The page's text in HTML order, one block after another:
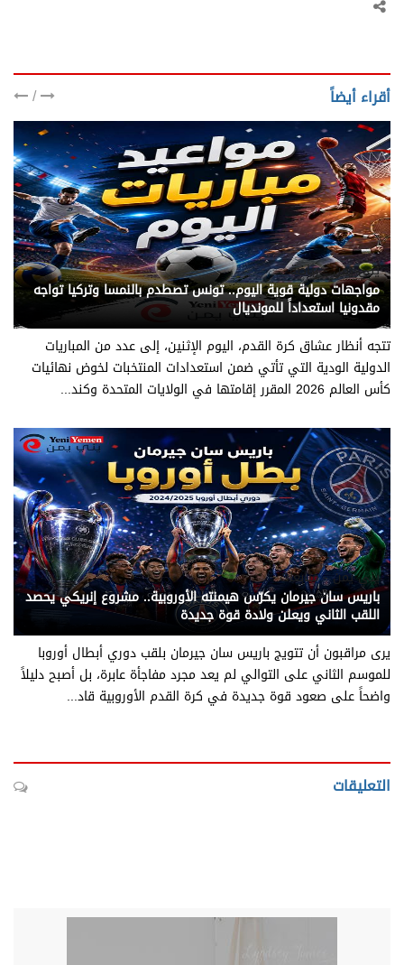
أقراء أيضاً /
يني يمن - رياضة
مواجهات دولية قوية اليوم.. تونس تصطدم بالنمسا وتركيا تواجه
مقدونيا استعداداً للمونديال
تتجه أنظار عشاق كرة القدم، اليوم الإثنين، إلى عدد من المباريات
الدولية الودية التي تأتي ضمن استعدادات المنتخبات لخوض نهائيات
كأس العالم 2026 المقرر إقامتها في الولايات المتحدة وكند...
يني يمن - متابعات
باريس سان جيرمان يكرّس هيمنته الأوروبية.. مشروع إنريكي يحصد
اللقب الثاني ويعلن ولادة قوة جديدة
يرى مراقبون أن تتويج باريس سان جيرمان بلقب دوري أبطال أوروبا
للموسم الثاني على التوالي لم يعد مجرد مفاجأة عابرة، بل أصبح دليلاً
واضحاً على صعود قوة جديدة في كرة القدم الأوروبية قاد...
التعليقات